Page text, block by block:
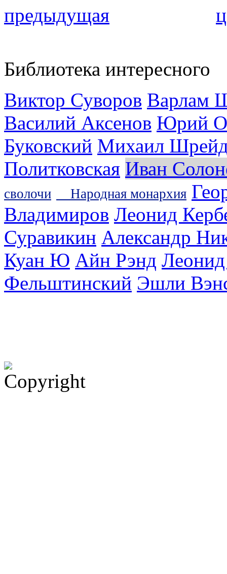
предыдущая
Библиотека интересного
Виктор Суворов Варлам
Василий Аксенов Юрий
Буковский Михаил
Политковская Иван
сволочи Народная монархия
Владимиров Леонид
Суравикин Александр
Куан Ю Айн Рэнд
Фельштинский Эшли